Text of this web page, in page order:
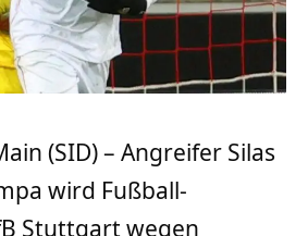
(SID) – Angreifer Silas
wird Fußball-
Stuttgart wegen